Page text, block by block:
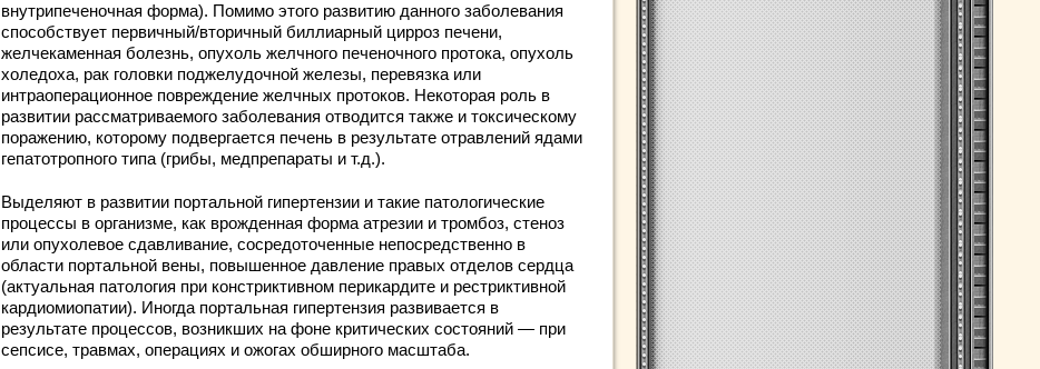
внутрипеченочная форма). Помимо этого развитию данного заболевания
способствует первичный/вторичный биллиарный цирроз печени,
желчекаменная болезнь, опухоль желчного печеночного протока, опухоль
холедоха, рак головки поджелудочной железы, перевязка или
интраоперационное повреждение желчных протоков. Некоторая роль в
развитии рассматриваемого заболевания отводится также и токсическому
поражению, которому подвергается печень в результате отравлений ядами
гепатотропного типа (грибы, медпрепараты и т.д.).
Выделяют в развитии портальной гипертензии и такие патологические
процессы в организме, как врожденная форма атрезии и тромбоз, стеноз
или опухолевое сдавливание, сосредоточенные непосредственно в
области портальной вены, повышенное давление правых отделов сердца
(актуальная патология при констриктивном перикардите и рестриктивной
кардиомиопатии). Иногда портальная гипертензия развивается в
результате процессов, возникших на фоне критических состояний — при
сепсисе, травмах, операциях и ожогах обширного масштаба.